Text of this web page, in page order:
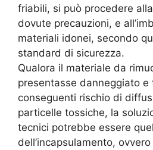
friabili, si può procedere
dovute precauzioni, e
materiali idonei, secondo
standard di sicurezza.
Qualora il materiale da
presentasse danneggiato
conseguenti rischio di
particelle tossiche, la
tecnici potrebbe essere
dell’incapsulamento,